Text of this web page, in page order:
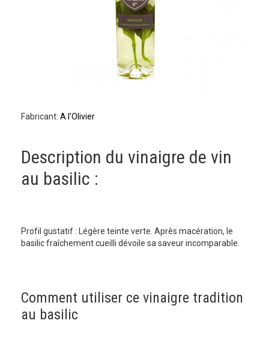
Fabricant: A l'Olivier
Description du vinaigre de vin
au basilic :
Profil gustatif : Légère teinte verte. Après macération, le
basilic fraîchement cueilli dévoile sa saveur incomparable.
Comment utiliser ce vinaigre tradition
au basilic